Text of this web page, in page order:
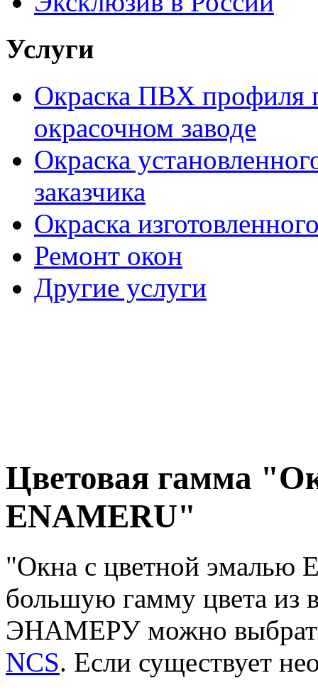
Услуги
Окраска ПВХ профиля
окрасочном заводе
Окраска
заказчика
Окраска
Ремонт окон
Другие услуги
Цветовая гамма
ENAMERU"
"Окна с цветной
большую гамму цвета из
ЭНАМЕРУ можно
NCS. Если существует